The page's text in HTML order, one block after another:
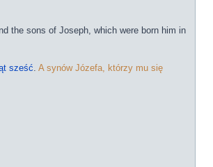
the sons of Joseph, which were born him in
sześć. A synów Józefa, którzy mu się